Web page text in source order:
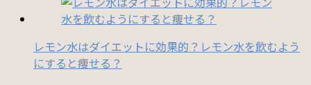
レモン水はダイエットに効果的？レモン水を飲むよう
にすると痩せる？